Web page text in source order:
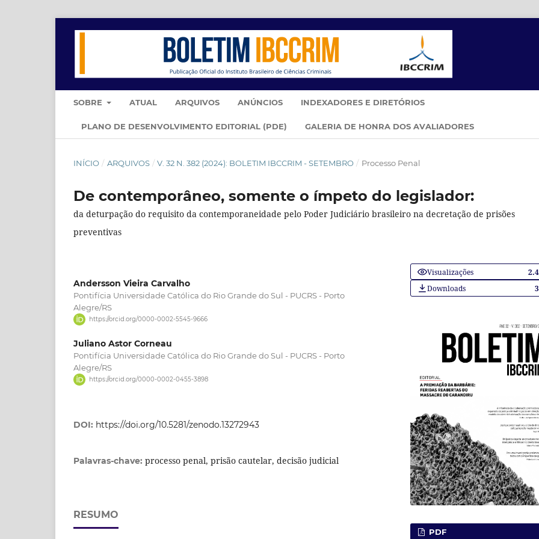
SOBRE ATUAL ARQUIVOS ANÚNCIOS INDEXADORES E DIRETÓRIOS
PLANO DE DESENVOLVIMENTO EDITORIAL (PDE) GALERIA DE HONRA DOS AVALIADORES
INÍCIO / ARQUIVOS / V. 32 N. 382 (2024): BOLETIM IBCCRIM - SETEMBRO / Processo Penal
De contemporâneo, somente o ímpeto do legislador:
da deturpação do requisito da contemporaneidade pelo Poder Judiciário brasileiro na decretação de prisões
preventivas
Andersson Vieira Carvalho
Pontifícia Universidade Católica do Rio Grande do Sul - PUCRS - Porto
Alegre/RS
https://orcid.org/0000-0002-5545-9666
Juliano Astor Corneau
Pontifícia Universidade Católica do Rio Grande do Sul - PUCRS - Porto
Alegre/RS
https://orcid.org/0000-0002-0455-3898
DOI: https://doi.org/10.5281/zenodo.13272943
Palavras-chave: processo penal, prisão cautelar, decisão judicial
RESUMO
Visualizações
Downloads
PDF